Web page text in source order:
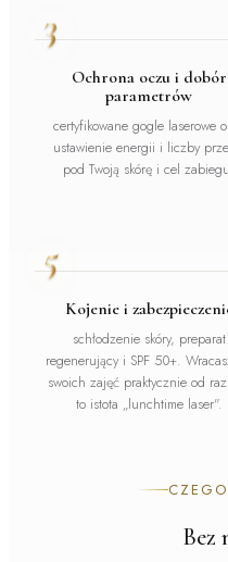
3
Ochrona oczu i dobór
parametrów
certyfikowane gogle laserowe
ustawienie energii i liczby
pod Twoją skórę i cel
5
Kojenie i
schłodzenie skóry, preparat
regenerujący i SPF 50+.
swoich zajęć praktycznie od
to istota „lunchtime laser".
Bez